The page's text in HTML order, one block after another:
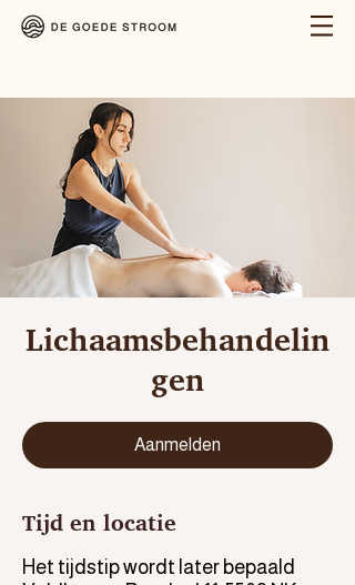
Lichaamsbehandelin
gen
Aanmelden
Tijd en locatie
Het tijdstip wordt later bepaald